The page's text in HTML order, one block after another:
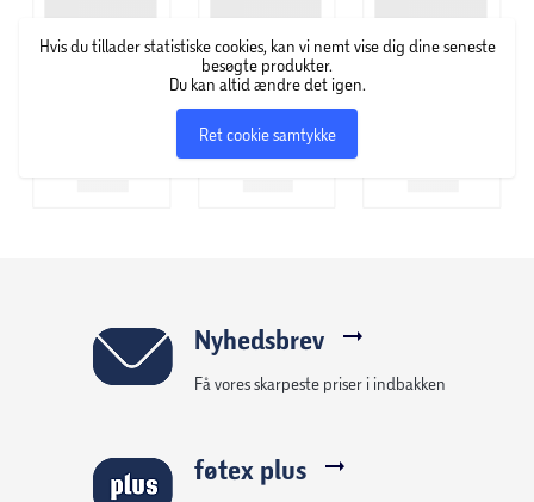
Maskestørrelse:19x19 mm
Farve: grøn
Hvis du tillader statistiske cookies, kan vi nemt vise dig dine seneste
besøgte produkter.
Du kan altid ændre det igen.
Ret cookie samtykke
Nyhedsbrev
Få vores skarpeste priser i indbakken
føtex plus